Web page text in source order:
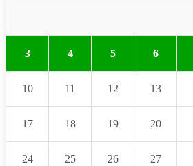
3 4 5 6
10 11 12 13
17 18 19 20
24 25 26 27